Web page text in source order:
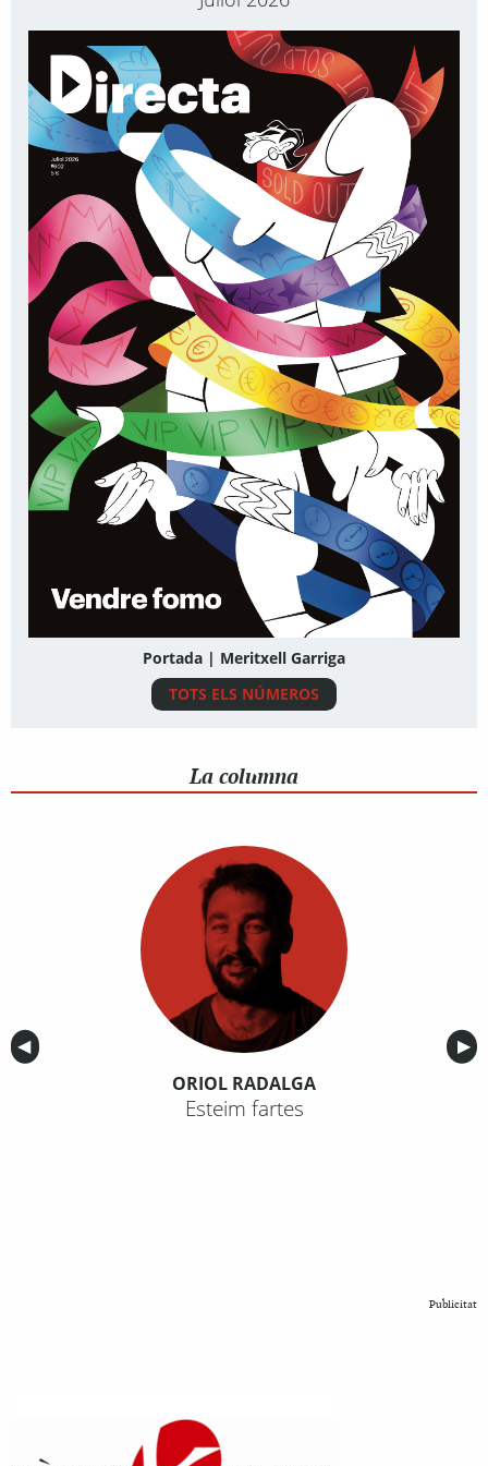
Portada | Meritxell Garriga
TOTS ELS NÚMEROS
La columna
Anterior
◀︎ ▶︎
ORIOL RADALGA
Esteim fartes
Publicitat